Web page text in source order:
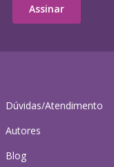
Dúvidas/Atendimento
Autores
Blog
Assinar